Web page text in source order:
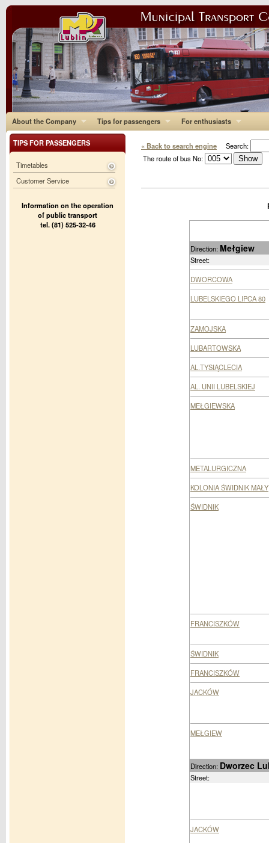
About the Company Tips for passengers For enthusiasts
« Back to search engine Search:
The route of bus No:
Direction: Mełgiew
Street:
DWORCOWA
LUBELSKIEGO LIPCA 80
ZAMOJSKA
LUBARTOWSKA
AL.TYSIĄCLECIA
AL. UNII LUBELSKIEJ
MEŁGIEWSKA
METALURGICZNA
KOLONIA ŚWIDNIK MAŁY
ŚWIDNIK
FRANCISZKÓW
ŚWIDNIK
FRANCISZKÓW
JACKÓW
MEŁGIEW
Direction: Dworzec
Street:
JACKÓW
TIPS FOR PASSENGERS
Timetables
Customer Service
Information on the operation
of public transport
tel. (81) 525-32-46